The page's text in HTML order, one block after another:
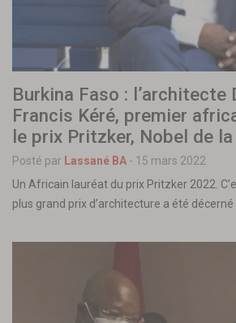
Burkina Faso : l’architecte
Francis Kéré, premier
le prix Pritzker, Nobel de
Posté par Lassané BA - 15 mars 2022
Un Africain lauréat du prix Pritzker 2022.
plus grand prix d’architecture a été décerné